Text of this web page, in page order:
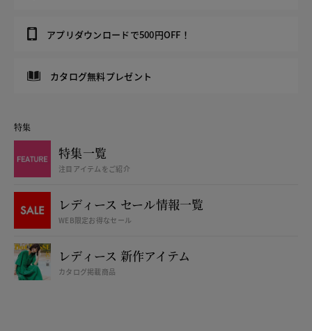
アプリダウンロードで500円OFF！
カタログ無料プレゼント
特集
特集一覧
注目アイテムをご紹介
レディース セール情報一覧
WEB限定お得なセール
レディース 新作アイテム
カタログ掲載商品